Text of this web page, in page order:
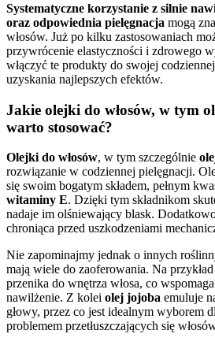
Systematyczne korzystanie z silnie
oraz odpowiednia pielęgnacja mogą
włosów. Już po kilku zastosowaniach
przywrócenie elastyczności i zdrowego
włączyć te produkty do swojej
uzyskania najlepszych efektów.
Jakie olejki do włosów, w tym
warto stosować?
Olejki do włosów, w tym szczególnie
rozwiązanie w codziennej pielęgnacji.
się swoim bogatym składem, pełnym
witaminy E. Dzięki tym składnikom
nadaje im olśniewający blask.
chroniąca przed uszkodzeniami
Nie zapominajmy jednak o innych
mają wiele do zaoferowania. Na przykład
przenika do wnętrza włosa, co
nawilżenie. Z kolei olej jojoba emuluje
głowy, przez co jest idealnym wyborem
problemem przetłuszczających się